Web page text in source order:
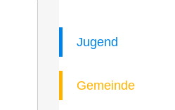
Jugend
Gemeinde